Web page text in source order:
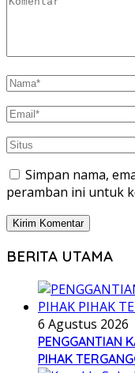
Simpan nama,
peramban ini untuk
BERITA UTAMA
6 Agustus 2026
PENGGANTIAN
PIHAK